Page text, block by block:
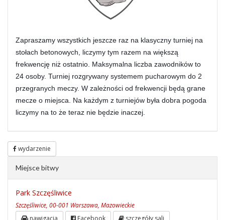
Zapraszamy wszystkich jeszcze raz na klasyczny turniej na
stołach betonowych, liczymy tym razem na większą
frekwencję niż ostatnio. Maksymalna liczba zawodników to
24 osoby. Turniej rozgrywany systemem pucharowym do 2
przegranych meczy. W zależności od frekwencji będą grane
mecze o miejsca. Na każdym z turniejów była dobra pogoda
liczymy na to że teraz nie będzie inaczej.
wydarzenie
Miejsce bitwy
Park Szczęśliwice
Szczęśliwice, 00-001 Warszawa, Mazowieckie
nawigacja Facebook szczegóły sali